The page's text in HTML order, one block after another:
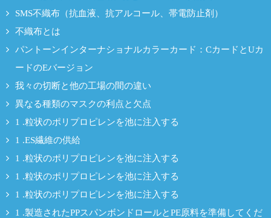
SMS不織布（抗血液、抗アルコール、帯電防止剤）
不織布とは
パントーンインターナショナルカラーカード：CカードとUカ
ードのEバージョン
我々の切断と他の工場の間の違い
異なる種類のマスクの利点と欠点
1 .粒状のポリプロピレンを池に注入する
1 .ES繊維の供給
1 .粒状のポリプロピレンを池に注入する
1 .粒状のポリプロピレンを池に注入する
1 .粒状のポリプロピレンを池に注入する
1 .製造されたPPスパンボンドロールとPE原料を準備してくだ